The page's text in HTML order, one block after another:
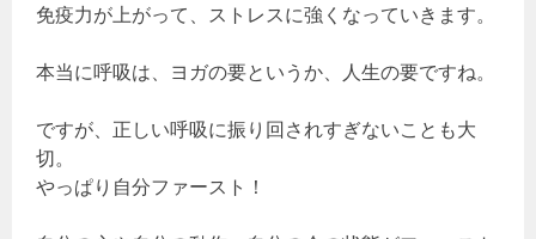
免疫力が上がって、ストレスに強くなっていきます。
本当に呼吸は、ヨガの要というか、人生の要ですね。
ですが、正しい呼吸に振り回されすぎないことも大
切。
やっぱり自分ファースト！